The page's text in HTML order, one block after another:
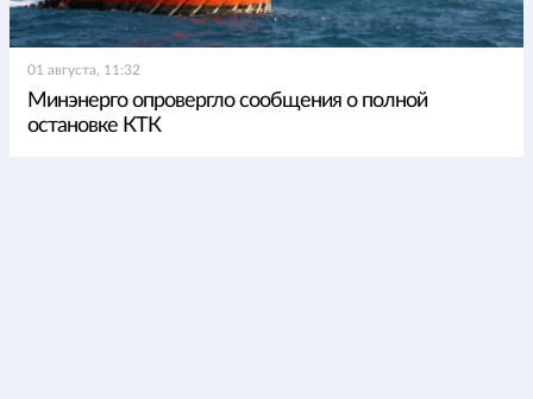
01 августа, 11:32
Минэнерго опровергло сообщения о полной
остановке КТК